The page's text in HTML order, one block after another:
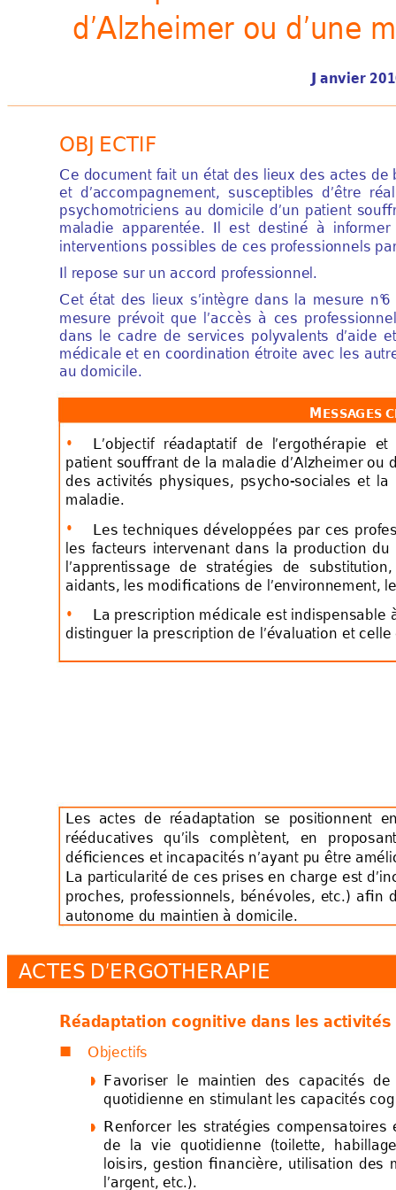
d’Alzheimer ou d’une m
Janvier
OBJECTIF
Ce document fait un état des lieux des actes de
et d’accompagnement, susceptibles d’être
psychomotriciens au domicile d’un patient
maladie apparentée. Il  est  destiné à  informer
interventions possibles de ces professionnels
Il repose sur un accord professionnel.
Cet état des lieux s’intègre dans la mesure n°6
mesure prévoit que l’accès à ces profess
dans le cadre de services polyvalents d’aide e
médicale et en coordination étroite avec les
au domicile.
MESSAGES
• L’objectif réadaptatif de l’ergothérapie et
patient souffrant de la maladie d’Alzheimer ou
des activités physiques, psycho-sociales et la
maladie.
• Les techniques développées par ces
les facteurs intervenant dans la production du
l’apprentissage de stratégies de substitution,
aidants, les modifications de l’environnement,
• La prescription médicale est indispensable
distinguer la prescription de l’évaluation et
ACTES D’ERGOTHERAPIE
Les  actes  de réadaptation se  positionnent
rééducatives qu’ils complètent, en p
déficiences et incapacités n’ayant pu être
La particularité de ces prises en charge est
proches, professionnels, bénévoles, etc.) afin
autonome du maintien à domicile.
Réadaptation cognitive dans les activités
 Objectifs
 Favoriser  le maintien  des
  c
apacités  de
quotidienne en stimulant les capacités
 Renforcer les stratégies compensatoires
de la vie quotidienne (toilette, h
loisirs, gestion financière, utilisation des
l’argent, etc.).